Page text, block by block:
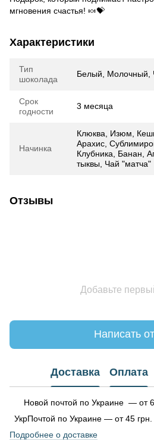
мгновения счастья! 🍬💝
Характеристики
Тип
шоколада
Белый, Молочный,
Срок
годности
3 месяца
Начинка
Клюква, Изюм,
Арахис,
Клубника, Банан,
тыквы, Чай "матча"
Отзывы
Добавьте
Написать
Доставка Оплата
Новой почтой по Украине — от
УкрПочтой по Украине — от 45 грн.
Подробнее о доставке